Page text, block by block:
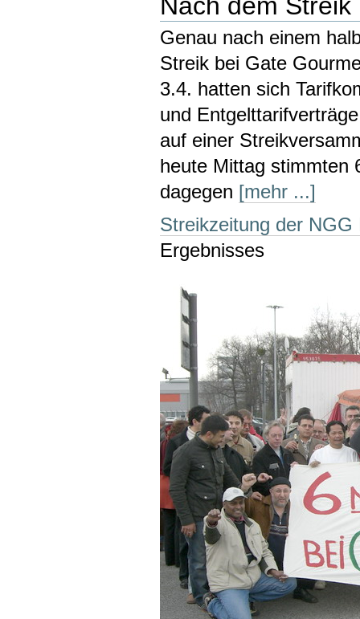
Genau nach einem
Streik bei Gate
3.4. hatten sich
und
auf einer
heute Mittag stimmten
dagegen [mehr ...]
Streikzeitung der
Ergebnisses